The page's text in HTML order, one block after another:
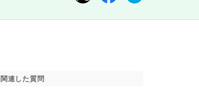
関連した質問